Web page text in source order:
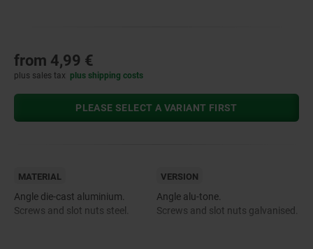
from 4,99 €
plus sales tax plus shipping costs
PLEASE SELECT A VARIANT FIRST
MATERIAL
Angle die-cast aluminium.
Screws and slot nuts steel.
VERSION
Angle alu-tone.
Screws and slot nuts galvanised.